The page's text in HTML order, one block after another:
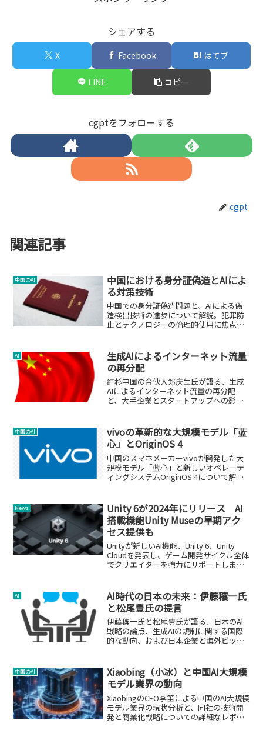
シェアする
X Facebook はてブ
LINE コピー
cgptをフォローする
cgpt
関連記事
中国のAI
中国における身分証偽造とAIによ
る対策技術
中国での身分証偽造問題と、AIによる偽
造検出技術の進歩について解説。犯罪防
止とテクノロジーの倫理的使用に焦点を
AI
生成AIによるインターネット流量
の再分配
红杉中国の合伙人郑庆生氏が語る、生成
AIによるインターネット流量の再分配
と、大手企業とスタートアップへの影響
中国のAI
vivoの革新的な大規模モデル「蓝
心」とOriginOS 4
中国のスマホメーカーvivoが開発した大
規模モデル「蓝心」と新しいオペレーテ
ィングシステムOriginOS 4について解説
News
Unity 6が2024年にリリース AI
搭載機能Unity Museの早期アク
セス提供も
Unityが新しいAI機能、Unity 6、Unity
Cloudを発表し、ゲーム開発サイクル全体
でクリエイターを強力にサポートしま
AI
AI時代の日本の未来：伊藤穰一氏
と松尾豊氏の提言
伊藤穰一氏と松尾豊氏が語る、日本のAI
戦略の論点、生成AIの規制に関する国際
的な動向、および日本企業と海外ビッグ
中国のAI
Xiaobing（小冰）と中国AI大規模
モデル業界の動向
XiaobingのCEO李笛による中国のAI大規模
モデル業界の現状分析と、同社の技術開
発と商業化戦略についての詳細なレポー